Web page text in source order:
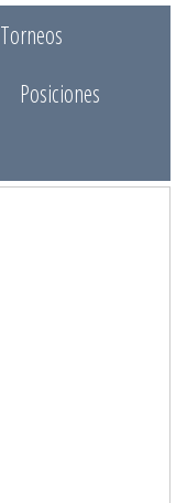
Torneos
Posiciones